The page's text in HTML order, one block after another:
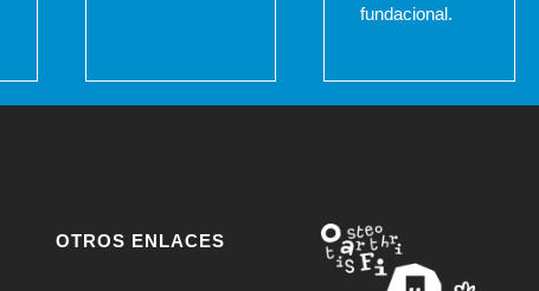
fundacional.
OTROS ENLACES